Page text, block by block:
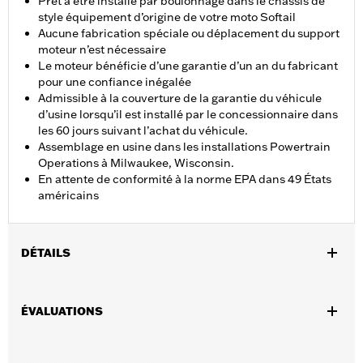
style équipement d’origine de votre moto Softail
Aucune fabrication spéciale ou déplacement du support
moteur n’est nécessaire
Le moteur bénéficie d’une garantie d’un an du fabricant
pour une confiance inégalée
Admissible à la couverture de la garantie du véhicule
d’usine lorsqu’il est installé par le concessionnaire dans
les 60 jours suivant l’achat du véhicule.
Assemblage en usine dans les installations Powertrain
Operations à Milwaukee, Wisconsin.
En attente de conformité à la norme EPA dans 49 États
américains
DÉTAILS
et FXFBS nécessitent l’achat séparé du système d’échappement
ÉVALUATIONS